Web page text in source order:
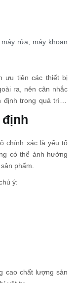
rửa, máy khoan
ưu tiên các thiết bị
ra, nên cân nhắc
trong quá trình
chính xác là yếu tố
có thể ảnh hưởng
phẩm.
ý:
cao chất lượng sản